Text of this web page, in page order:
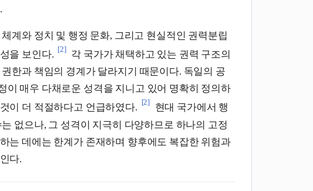
계와 정치 및 행정 문화, 그리고 현실적인 권력분립
을 보인다.
[2]
각 국가가 채택하고 있는 권력 구조의
한과 책임의 경계가 달라지기 때문이다. 독일의 공
이 매우 다채로운 성격을 지니고 있어 명확히 정의하
이 더 적절하다고 언급하였다.
[2]
현대 국가에서 행
없으나, 그 성격이 지극히 다양하므로 하나의 고정
는 데에는 한계가 존재하며 향후에도 복잡한 위험과
다.